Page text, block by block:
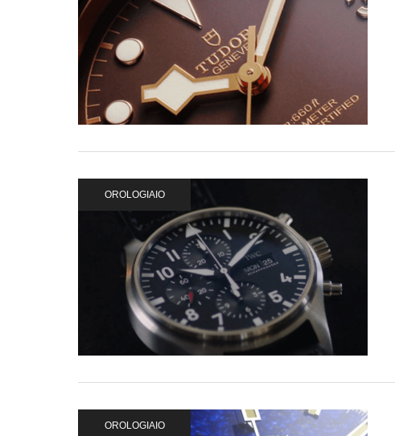
OROLOGIAIO
OROLOGIAIO